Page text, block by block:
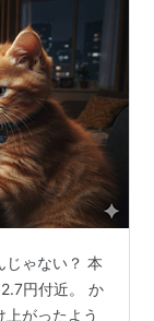
じゃない？ 本
円付近。 か
がったよう